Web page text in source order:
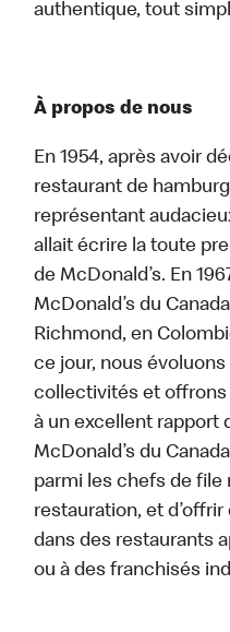
authentique, tout
À propos de nous
En 1954, après avoir
restaurant de
représentant
allait écrire la toute
de McDonald’s. En
McDonald’s du
Richmond, en
ce jour, nous
collectivités et
à un excellent rapport
McDonald’s du
parmi les chefs de file
restauration, et
dans des restaurants
ou à des franchisés